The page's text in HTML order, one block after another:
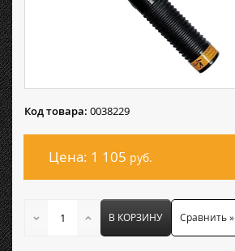
Код товара: 0038229
Цена: 1 105 руб.
В КОРЗИНУ Сравнить »